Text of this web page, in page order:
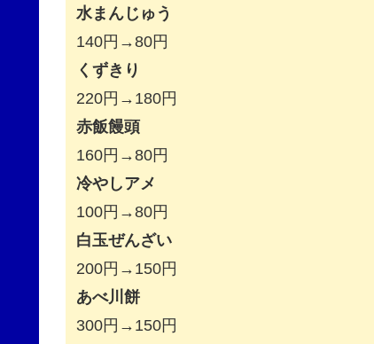
水まんじゅう
140円→80円
くずきり
220円→180円
赤飯饅頭
160円→80円
冷やしアメ
100円→80円
白玉ぜんざい
200円→150円
あべ川餅
300円→150円